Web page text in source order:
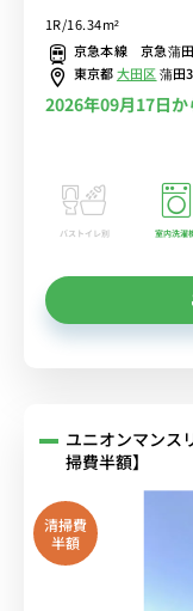
田駅」徒歩3分/JR線
浜・羽田空港まで乗
中！
1R/16.34m²
京急本線 京急蒲
東京都大田区蒲田
2026年09月17日か
バストイレ別 室内洗濯
ユニオンマンス
掃費半額】
清掃費
半額